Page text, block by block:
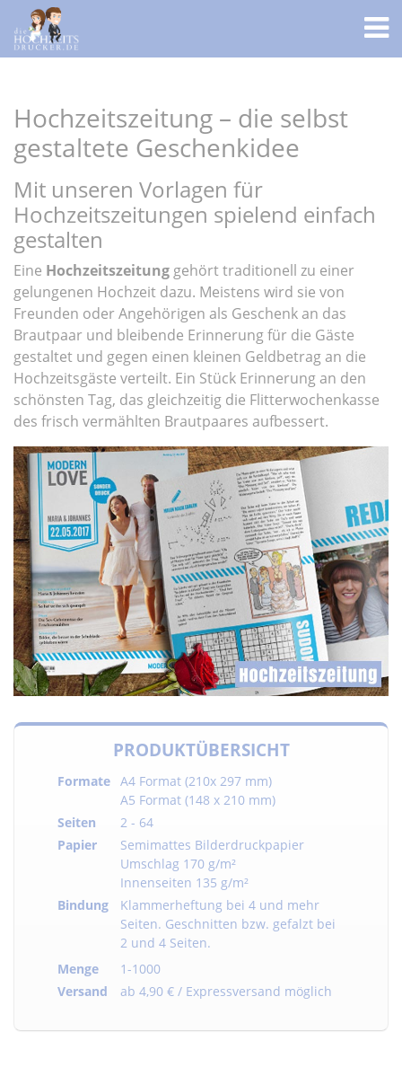
Hochzeitszeitung – die selbst
gestaltete Geschenkidee
Mit unseren Vorlagen für
Hochzeitszeitungen spielend einfach
gestalten
Eine Hochzeitszeitung gehört traditionell zu einer
gelungenen Hochzeit dazu. Meistens wird sie von
Freunden oder Angehörigen als Geschenk an das
Brautpaar und bleibende Erinnerung für die Gäste
gestaltet und gegen einen kleinen Geldbetrag an die
Hochzeitsgäste verteilt. Ein Stück Erinnerung an den
schönsten Tag, das gleichzeitig die Flitterwochenkasse
des frisch vermählten Brautpaares aufbessert.
PRODUKTÜBERSICHT
Formate A4 Format (210x 297 mm)
A5 Format (148 x 210 mm)
Seiten
2 - 64
Papier
Semimattes Bilderdruckpapier
Umschlag 170 g/m²
Innenseiten 135 g/m²
Bindung
Klammerheftung bei 4 und mehr
Seiten. Geschnitten bzw. gefalzt bei
2 und 4 Seiten.
Menge
1-1000
Versand
ab 4,90 € / Expressversand möglich